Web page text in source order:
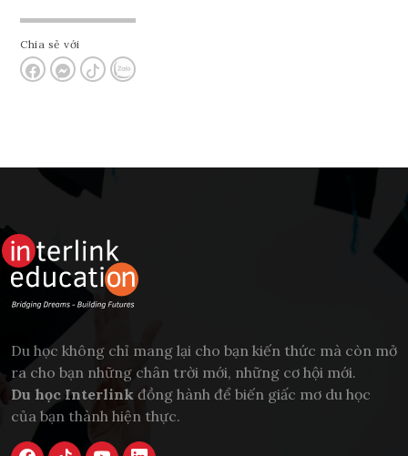
Chia sẻ với
Du học không chỉ mang lại cho bạn kiến thức mà còn mở
ra cho bạn những chân trời mới, những cơ hội mới.
Du học Interlink đồng hành để biến giấc mơ du học
của bạn thành hiện thực.